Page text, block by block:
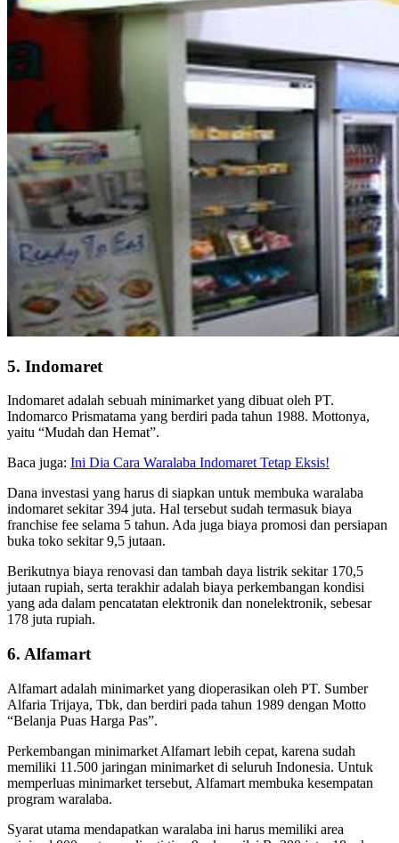
5. Indomaret
Indomaret adalah sebuah minimarket yang dibuat oleh PT.
Indomarco Prismatama yang berdiri pada tahun 1988. Mottonya,
yaitu “Mudah dan Hemat”.
Baca juga: Ini Dia Cara Waralaba Indomaret Tetap Eksis!
Dana investasi yang harus di siapkan untuk membuka waralaba
indomaret sekitar 394 juta. Hal tersebut sudah termasuk biaya
franchise fee selama 5 tahun. Ada juga biaya promosi dan persiapan
buka toko sekitar 9,5 jutaan.
Berikutnya biaya renovasi dan tambah daya listrik sekitar 170,5
jutaan rupiah, serta terakhir adalah biaya perkembangan kondisi
yang ada dalam pencatatan elektronik dan nonelektronik, sebesar
178 juta rupiah.
6. Alfamart
Alfamart adalah minimarket yang dioperasikan oleh PT. Sumber
Alfaria Trijaya, Tbk, dan berdiri pada tahun 1989 dengan Motto
“Belanja Puas Harga Pas”.
Perkembangan minimarket Alfamart lebih cepat, karena sudah
memiliki 11.500 jaringan minimarket di seluruh Indonesia. Untuk
memperluas minimarket tersebut, Alfamart membuka kesempatan
program waralaba.
Syarat utama mendapatkan waralaba ini harus memiliki area